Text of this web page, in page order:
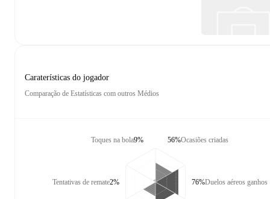
Caraterísticas do jogador
Comparação de Estatísticas com outros Médios
Toques na bola9%
Tentativas de remate2%
Ocasiões criadas
56%
Duelos aéreos ganhos
76%